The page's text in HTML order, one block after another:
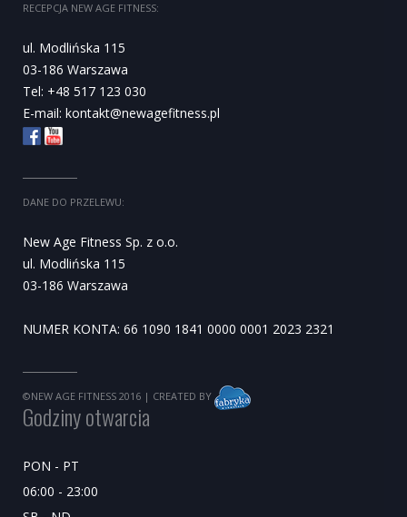
RECEPCJA NEW AGE FITNESS:
ul. Modlińska 115
03-186 Warszawa
Tel: +48 517 123 030
E-mail: kontakt@newagefitness.pl
DANE DO PRZELEWU:
New Age Fitness Sp. z o.o.
ul. Modlińska 115
03-186 Warszawa
NUMER KONTA: 66 1090 1841 0000 0001 2023 2321
©NEW AGE FITNESS 2016 | CREATED BY
Godziny otwarcia
PON - PT
06:00 - 23:00